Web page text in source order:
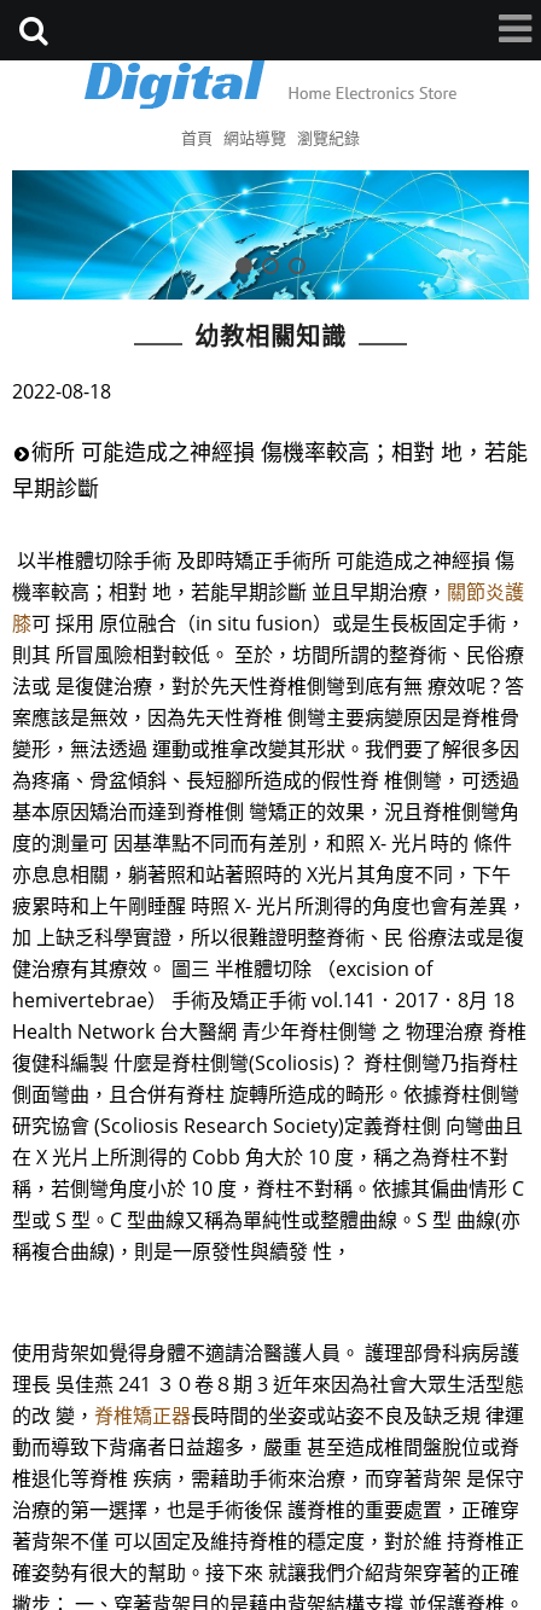
首頁 網站導覽 瀏覽紀錄
幼教相關知識
2022-08-18
術所 可能造成之神經損 傷機率較高；相對 地，若能
早期診斷
以半椎體切除手術 及即時矯正手術所 可能造成之神經損 傷
機率較高；相對 地，若能早期診斷 並且早期治療， 關節炎護
膝可 採用 原位融合（in situ fusion）或是生長板固定手術，
則其 所冒風險相對較低。 至於，坊間所謂的整脊術、民俗療
法或 是復健治療，對於先天性脊椎側彎到底有無 療效呢？答
案應該是無效，因為先天性脊椎 側彎主要病變原因是脊椎骨
變形，無法透過 運動或推拿改變其形狀。我們要了解很多因
為疼痛、骨盆傾斜、長短腳所造成的假性脊 椎側彎，可透過
基本原因矯治而達到脊椎側 彎矯正的效果，況且脊椎側彎角
度的測量可 因基準點不同而有差別，和照 X- 光片時的 條件
亦息息相關，躺著照和站著照時的 X光片其角度不同，下午
疲累時和上午剛睡醒 時照 X- 光片所測得的角度也會有差異，
加 上缺乏科學實證，所以很難證明整脊術、民 俗療法或是復
健治療有其療效。 圖三 半椎體切除 （excision of
hemivertebrae） 手術及矯正手術 vol.141．2017．8月 18
Health Network 台大醫網 青少年脊柱側彎 之 物理治療 脊椎
復健科編製 什麼是脊柱側彎(Scoliosis)？ 脊柱側彎乃指脊柱
側面彎曲，且合併有脊柱 旋轉所造成的畸形。依據脊柱側彎
研究協會 (Scoliosis Research Society)定義脊柱側 向彎曲且
在 X 光片上所測得的 Cobb 角大於 10 度，稱之為脊柱不對
稱，若側彎角度小於 10 度，脊柱不對稱。依據其偏曲情形 C
型或 S 型。C 型曲線又稱為單純性或整體曲線。S 型 曲線(亦
稱複合曲線)，則是一原發性與續發 性，
使用背架如覺得身體不適請洽醫護人員。 護理部骨科病房護
理長 吳佳燕 241 ３０卷８期 3 近年來因為社會大眾生活型態
的改 變， 脊椎矯正器長時間的坐姿或站姿不良及缺乏規 律運
動而導致下背痛者日益趨多，嚴重 甚至造成椎間盤脫位或脊
椎退化等脊椎 疾病，需藉助手術來治療，而穿著背架 是保守
治療的第一選擇，也是手術後保 護脊椎的重要處置，正確穿
著背架不僅 可以固定及維持脊椎的穩定度，對於維 持脊椎正
確姿勢有很大的幫助。接下來 就讓我們介紹背架穿著的正確
撇步： 一、穿著背架目的是藉由背架結構支撐 並保護脊椎。